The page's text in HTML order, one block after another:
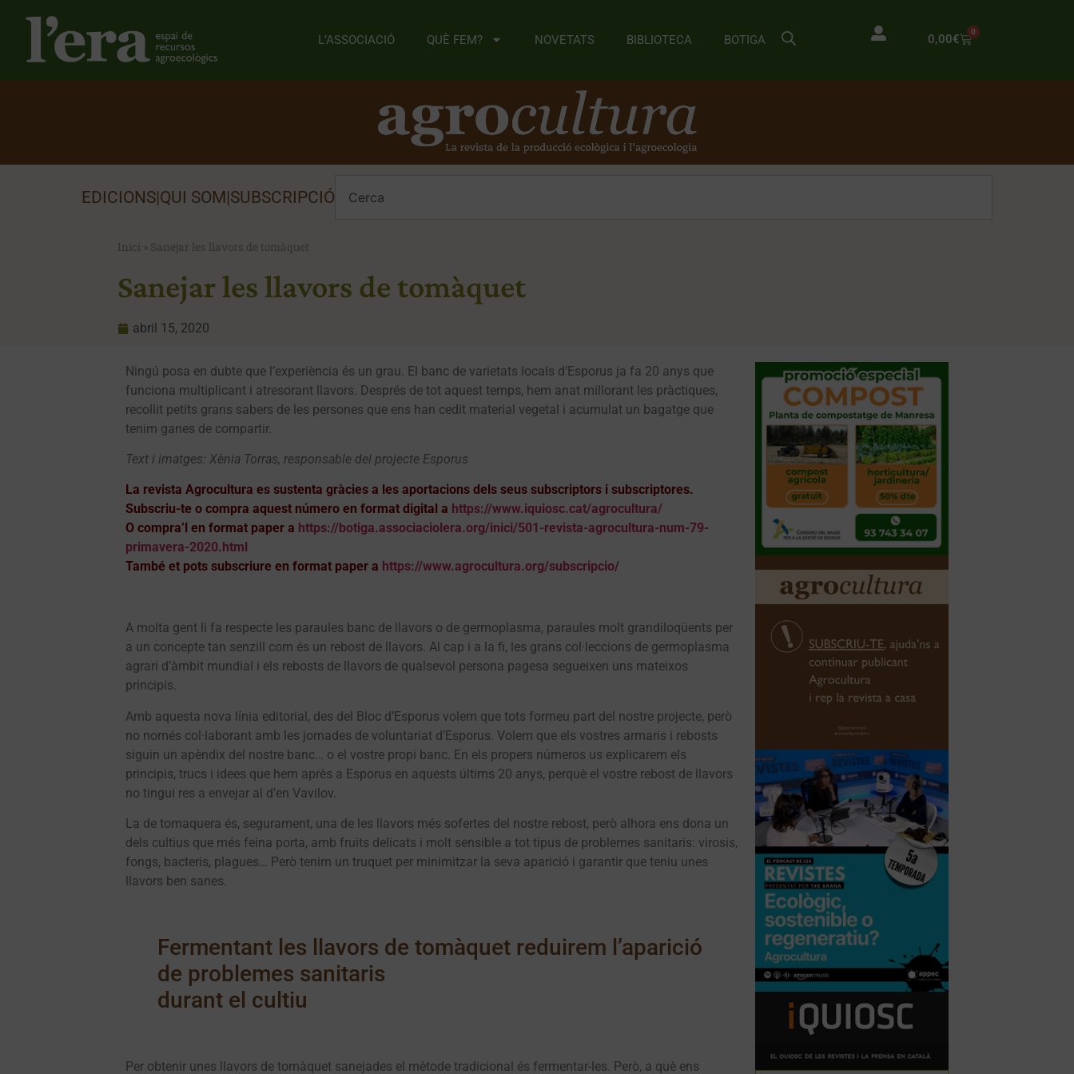
L’ASSOCIACIÓ QUÈ FEM? NOVETATS BIBLIOTECA BOTIGA 0,00€
0
EDICIONS|QUI SOM|SUBSCRIPCIÓ
Inici » Sanejar les llavors de tomàquet
Sanejar les llavors de tomàquet
abril 15, 2020
Ningú posa en dubte que l’experiència és un grau. El banc de varietats locals d’Esporus ja fa 20 anys que
funciona multiplicant i atresorant llavors. Després de tot aquest temps, hem anat millorant les pràctiques,
recollit petits grans sabers de les persones que ens han cedit material vegetal i acumulat un bagatge que
tenim ganes de compartir.
Text i imatges: Xènia Torras, responsable del projecte Esporus
La revista Agrocultura es sustenta gràcies a les aportacions dels seus subscriptors i subscriptores.
Subscriu-te o compra aquest número en format digital a https://www.iquiosc.cat/agrocultura/
O compra’l en format paper a https://botiga.associaciolera.org/inici/501-revista-agrocultura-num-79-
primavera-2020.html
També et pots subscriure en format paper a https://www.agrocultura.org/subscripcio/
A molta gent li fa respecte les paraules banc de llavors o de germoplasma, paraules molt grandiloqüents per
a un concepte tan senzill com és un rebost de llavors. Al cap i a la fi, les grans col·leccions de germoplasma
agrari d’àmbit mundial i els rebosts de llavors de qualsevol persona pagesa segueixen uns mateixos
principis.
Amb aquesta nova línia editorial, des del Bloc d’Esporus volem que tots formeu part del nostre projecte, però
no només col·laborant amb les jornades de voluntariat d’Esporus. Volem que els vostres armaris i rebosts
siguin un apèndix del nostre banc… o el vostre propi banc. En els propers números us explicarem els
principis, trucs i idees que hem après a Esporus en aquests últims 20 anys, perquè el vostre rebost de llavors
no tingui res a envejar al d’en Vavilov.
La de tomaquera és, segurament, una de les llavors més sofertes del nostre rebost, però alhora ens dona un
dels cultius que més feina porta, amb fruits delicats i molt sensible a tot tipus de problemes sanitaris: virosis,
fongs, bacteris, plagues… Però tenim un truquet per minimitzar la seva aparició i garantir que teniu unes
llavors ben sanes.
Fermentant les llavors de tomàquet reduirem l’aparició
de problemes sanitaris
durant el cultiu
Per obtenir unes llavors de tomàquet sanejades el mètode tradicional és fermentar-les. Però, a què ens